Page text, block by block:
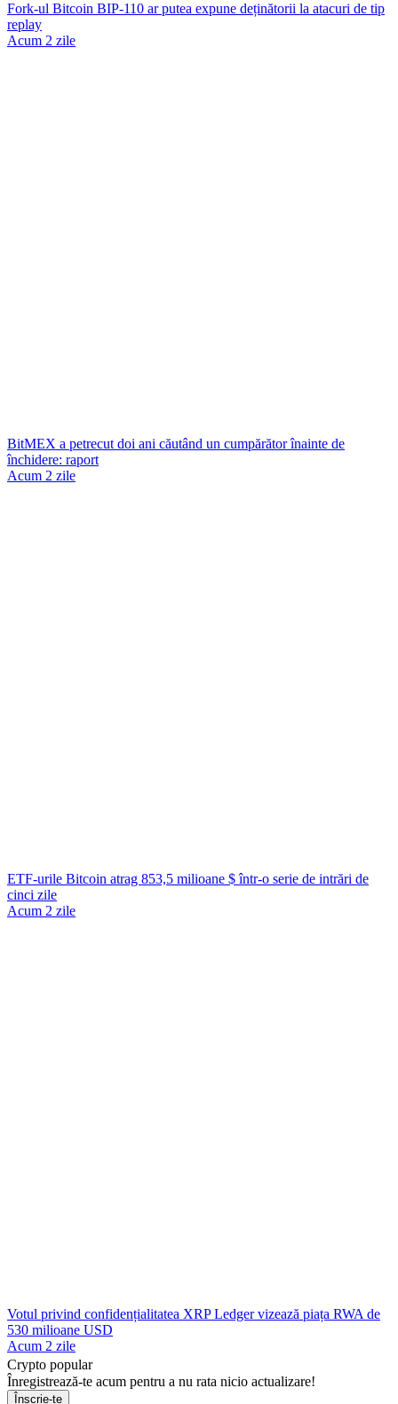
Fork-ul Bitcoin BIP-110 ar putea expune deținătorii la atacuri de tip
replay
Acum 2 zile
BitMEX a petrecut doi ani căutând un cumpărător înainte de
închidere: raport
Acum 2 zile
ETF-urile Bitcoin atrag 853,5 milioane $ într-o serie de intrări de
cinci zile
Acum 2 zile
Votul privind confidențialitatea XRP Ledger vizează piața RWA de
530 milioane USD
Acum 2 zile
Crypto popular
Înregistrează-te acum pentru a nu rata nicio actualizare!
Înscrie-te